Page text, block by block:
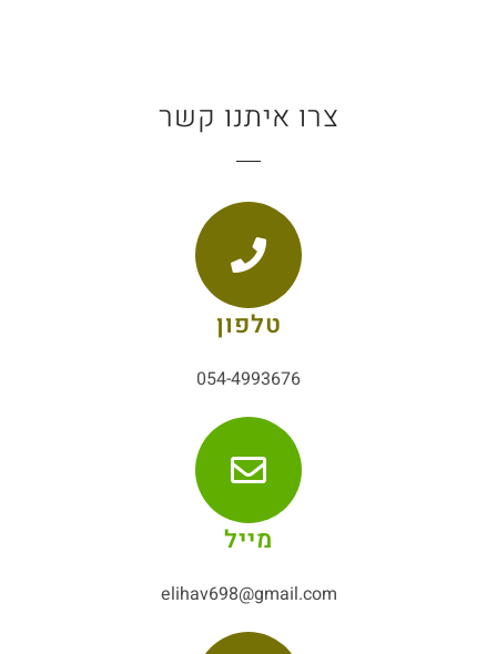
צרו איתנו קשר
טלפון
054-4993676
מייל
elihav698@gmail.com